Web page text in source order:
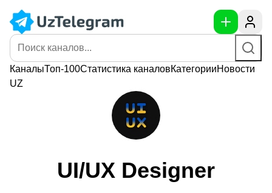
КаналыТоп-100Статистика каналовКатегорииНовости
UZ
UI/UX Designer